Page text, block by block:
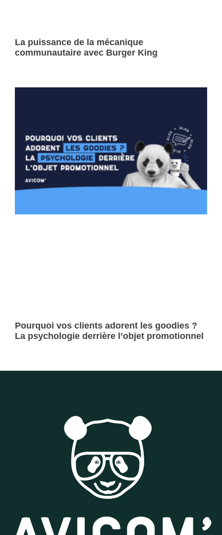
La puissance de la mécanique
communautaire avec Burger King
Pourquoi vos clients adorent les goodies ?
La psychologie derrière l’objet promotionnel